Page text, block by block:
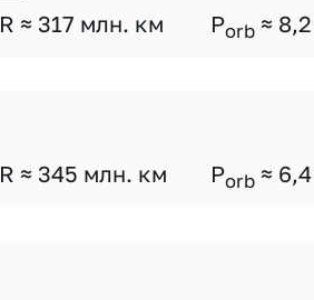
R ≈ 317 млн. км Porb ≈ 8,2
R ≈ 345 млн. км Porb ≈ 6,4